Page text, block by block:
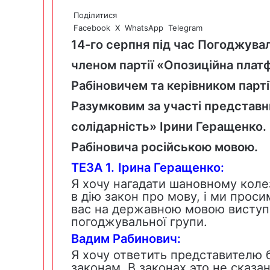
Поділитися
Facebook X WhatsApp Telegram
14-го серпня під час
членом партії «Опозиційна
Рабіновичем та керівником
Разумковим за участі
солідарність» Ірини
Рабіновича російською мовою.
ТЕЗА 1. Ірина Геращенко:
Я хочу нагадати шановному
в дію закон про мову, і ми
вас на державною мовою
погоджувальної групи.
Вадим Рабинович:
Я хочу ответить